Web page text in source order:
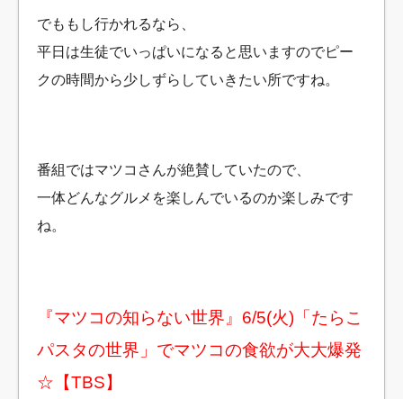
でももし行かれるなら、
平日は生徒でいっぱいになると思いますのでピー
クの時間から少しずらしていきたい所ですね。
番組ではマツコさんが絶賛していたので、
一体どんなグルメを楽しんでいるのか楽しみです
ね。
『マツコの知らない世界』6/5(火)「たらこ
パスタの世界」でマツコの食欲が大大爆発
☆【TBS】